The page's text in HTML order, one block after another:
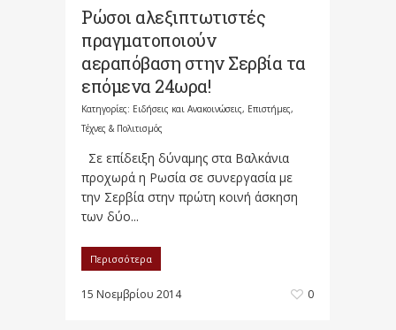
Ρώσοι αλεξιπτωτιστές
πραγματοποιούν
αεραπόβαση στην Σερβία τα
επόμενα 24ωρα!
Κατηγορίες: Ειδήσεις και Ανακοινώσεις, Επιστήμες,
Τέχνες & Πολιτισμός
Σε επίδειξη δύναμης στα Βαλκάνια
προχωρά η Ρωσία σε συνεργασία με
την Σερβία στην πρώτη κοινή άσκηση
των δύο...
Περισσότερα
15 Νοεμβρίου 2014 0